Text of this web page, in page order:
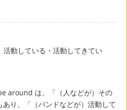
動している・活動してきてい
around は、「（人などが）その
り、「（バンドなどが）活動して